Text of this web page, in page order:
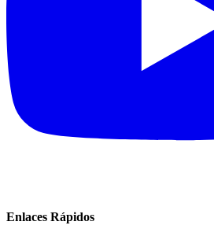
Enlaces Rápidos